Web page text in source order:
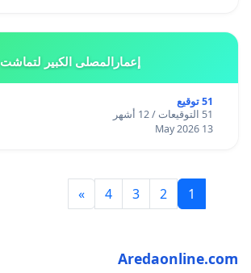
إعمارالمصلى الكبير لتماشت
51 توقيع
51 التوقيعات / 12 أشهر
13 May 2026
1
2
3
4
»
Aredaonline.com